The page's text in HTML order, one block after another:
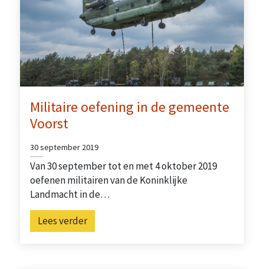
Militaire oefening in de gemeente
Voorst
30 september 2019
Van 30 september tot en met 4 oktober 2019
oefenen militairen van de Koninklijke
Landmacht in de…
Lees verder